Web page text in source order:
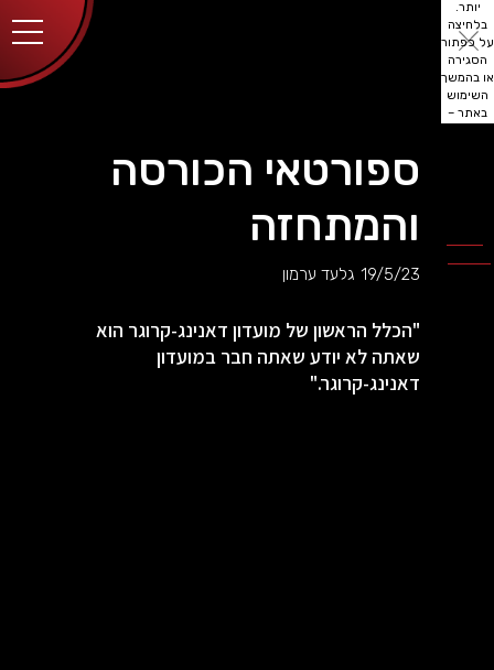
יותר.
בלחיצה
על כפתור
הסגירה
או בהמשך
השימוש
באתר –
ספורטאי הכורסה
והמתחזה
19/5/23 גלעד ערמון
"הכלל הראשון של מועדון דאנינג-קרוגר הוא
שאתה לא יודע שאתה חבר במועדון
דאנינג-קרוגר."